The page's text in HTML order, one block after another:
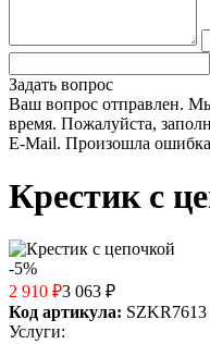
Задать вопрос
Ваш вопрос отправлен.
время. Пожалуйста,
E-Mail. Произошла
Крестик с
-5%
2 910 ₽3 063 ₽
Код артикула: SZKR7613
Услуги: